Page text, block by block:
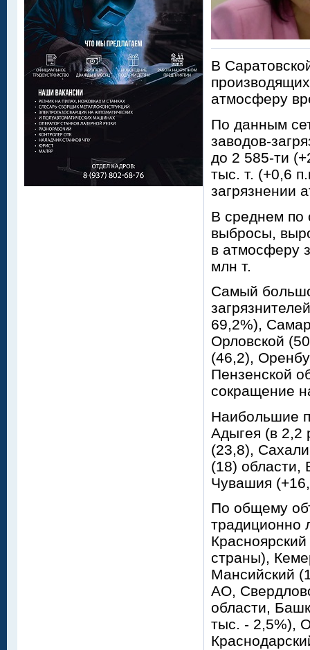
В
атмосферу
По данным
заводов-
до 2 585-ти
тыс. т. (+0,6
загрязнении
В среднем по
выбросы,
в атмосферу
млн т.
Самый
69,2%),
Орловской
(46,2),
Пензенской
сокращение
Наибольшие
Адыгея (в 2,2
(23,8),
(18) области,
Чувашия
По общему
традиционно
страны),
Мансийский
АО,
области,
тыс. - 2,5%),